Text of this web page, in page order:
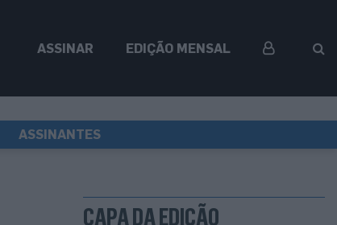
ASSINAR EDIÇÃO MENSAL
ASSINANTES
CAPA DA EDIÇÃO